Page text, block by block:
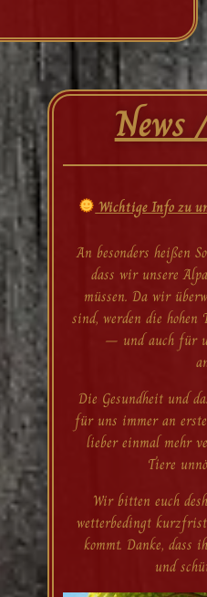
News
An besonders heißen
dass wir unsere
müssen. Da wir
sind, werden die
– und auch für
Die Gesundheit und
für uns immer an
lieber einmal mehr
Tiere
Wir bitten euch
wetterbedingt
kommt. Danke, dass
und